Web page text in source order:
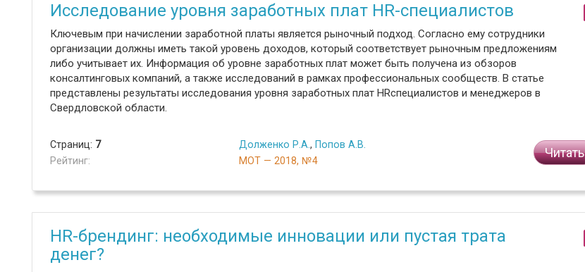
Исследование уровня заработных плат HR-специалистов
Ключевым при начислении заработной платы является рыночный подход. Согласно ему сотрудники
организации должны иметь такой уровень доходов, который соответствует рыночным предложениям
либо учитывает их. Информация об уровне заработных плат может быть получена из обзоров
консалтинговых компаний, а также исследований в рамках профессиональных сообществ. В статье
представлены результаты исследования уровня заработных плат HRспециалистов и менеджеров в
Свердловской области.
Страниц: 7
Рейтинг:
Долженко Р.А. , Попов А.В.
МОТ — 2018, №4
Читать
HR-брендинг: необходимые инновации или пустая трата
денег?